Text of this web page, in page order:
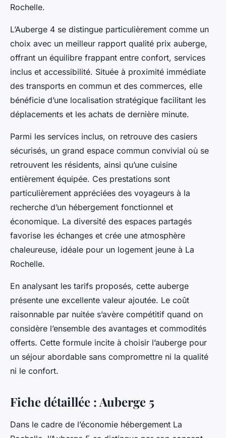
Rochelle.
L’Auberge 4 se distingue particulièrement comme un
choix avec un meilleur rapport qualité prix auberge,
offrant un équilibre frappant entre confort, services
inclus et accessibilité. Située à proximité immédiate
des transports en commun et des commerces, elle
bénéficie d’une localisation stratégique facilitant les
déplacements et les achats de dernière minute.
Parmi les services inclus, on retrouve des casiers
sécurisés, un grand espace commun convivial où se
retrouvent les résidents, ainsi qu’une cuisine
entièrement équipée. Ces prestations sont
particulièrement appréciées des voyageurs à la
recherche d’un hébergement fonctionnel et
économique. La diversité des espaces partagés
favorise les échanges et crée une atmosphère
chaleureuse, idéale pour un logement jeune à La
Rochelle.
En analysant les tarifs proposés, cette auberge
présente une excellente valeur ajoutée. Le coût
raisonnable par nuitée s’avère compétitif quand on
considère l’ensemble des avantages et commodités
offerts. Cette formule incite à choisir l’auberge pour
un séjour abordable sans compromettre ni la qualité
ni le confort.
Fiche détaillée : Auberge 5
Dans le cadre de l’économie hébergement La